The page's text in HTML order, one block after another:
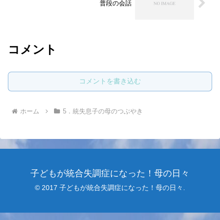
普段の会話
コメント
コメントを書き込む
ホーム 5．統失息子の母のつぶやき
子どもが統合失調症になった！母の日々
© 2017 子どもが統合失調症になった！母の日々.